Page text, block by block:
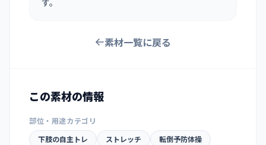
す。
素材一覧に戻る
この素材の情報
部位・用途カテゴリ
下肢の自主トレ
ストレッチ 転倒予防体操